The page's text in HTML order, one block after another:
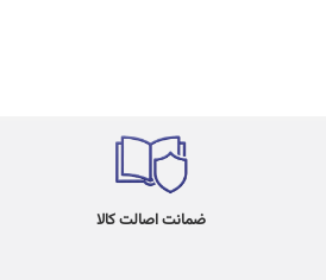
ضمانت اصالت کالا